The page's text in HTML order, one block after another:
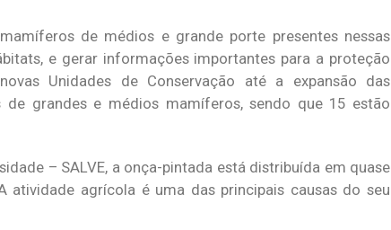
de médios e grande porte presentes nessas
e gerar informações importantes para a proteção
Unidades de Conservação até a expansão das
grandes e médios mamíferos, sendo que 15 estão
– SALVE, a onça-pintada está distribuída em quase
agrícola é uma das principais causas do seu